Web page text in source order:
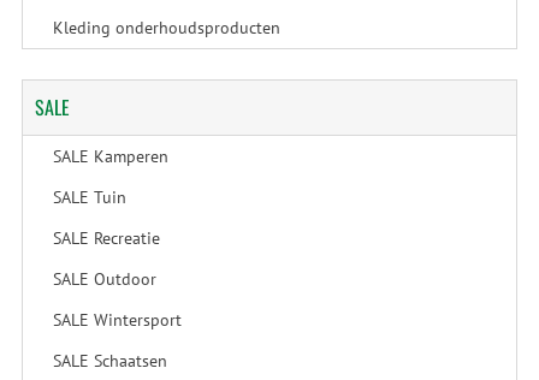
Kleding onderhoudsproducten
SALE
SALE Kamperen
SALE Tuin
SALE Recreatie
SALE Outdoor
SALE Wintersport
SALE Schaatsen